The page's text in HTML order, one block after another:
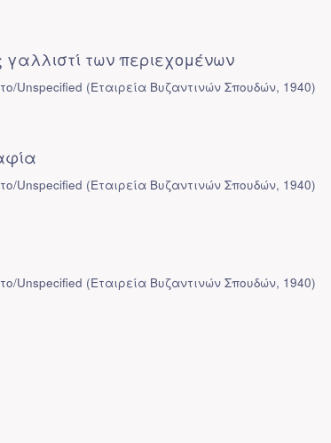
γαλλιστί των περιεχομένων
Unspecified (Εταιρεία Βυζαντινών Σπουδών, 1940)
Unspecified (Εταιρεία Βυζαντινών Σπουδών, 1940)
Unspecified (Εταιρεία Βυζαντινών Σπουδών, 1940)